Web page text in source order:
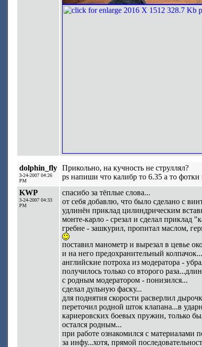
dolphin_fly
3-24-2007 04:26
PM
Прикольно, на кучность не струллял?
ps напиши что калибр то 6.35 а то фотки
KWP
3-24-2007 04:33
PM
спасибо за тёплые слова...
от себя добавлю, что было сделано с
удлинён приклад цилиндрическим
монте-карло - срезал и сделал приклад
гребне - зашкурил, пропитал маслом,
поставил манометр и вырезал в цевье
и на него предохранительный колпачок...
английские потроха из модератора -
получилось только со второго
с родным модератором - понизился...
сделал дульную фаску...
для поднятия скорости расверлил
переточил родной шток клапана...в
кариеровских боевых пружин, только
остался родным...
при работе ознакомился с материалами
за инфу...хотя, прямой